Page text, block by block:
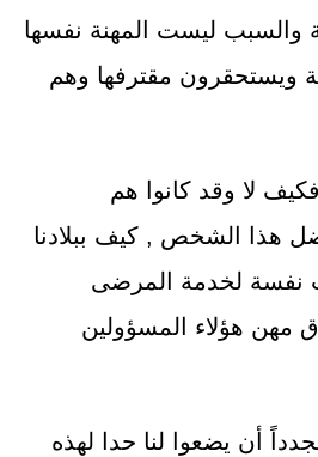
ليست المهنة نفسها
ويستحقرون مقترفها وهم
لا وقد كانوا هم
هذا الشخص , كيف ببلادنا
نفسة لخدمة المرضى
مهن هؤلاء المسؤولين
أن يضعوا لنا حدا لهذه